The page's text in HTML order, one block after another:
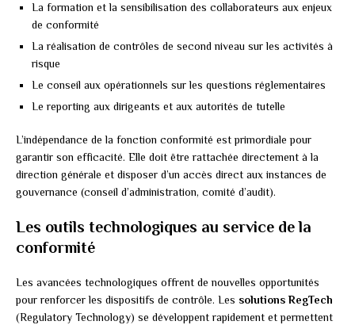
La formation et la sensibilisation des collaborateurs aux enjeux
de conformité
La réalisation de contrôles de second niveau sur les activités à
risque
Le conseil aux opérationnels sur les questions réglementaires
Le reporting aux dirigeants et aux autorités de tutelle
L’indépendance de la fonction conformité est primordiale pour
garantir son efficacité. Elle doit être rattachée directement à la
direction générale et disposer d’un accès direct aux instances de
gouvernance (conseil d’administration, comité d’audit).
Les outils technologiques au service de la
conformité
Les avancées technologiques offrent de nouvelles opportunités
pour renforcer les dispositifs de contrôle. Les solutions RegTech
(Regulatory Technology) se développent rapidement et permettent